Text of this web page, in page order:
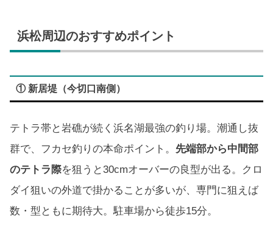
浜松周辺のおすすめポイント
① 新居堤（今切口南側）
テトラ帯と岩礁が続く浜名湖最強の釣り場。潮通し抜
群で、フカセ釣りの本命ポイント。 先端部から中間部
のテトラ際を狙うと30cmオーバーの良型が出る。クロ
ダイ狙いの外道で掛かることが多いが、専門に狙えば
数・型ともに期待大。駐車場から徒歩15分。